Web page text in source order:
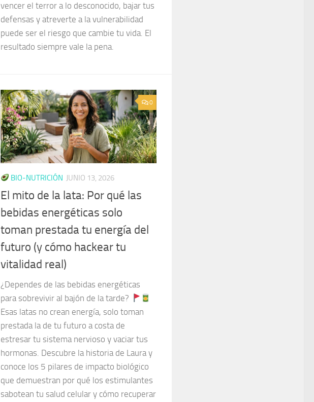
vencer el terror a lo desconocido, bajar tus
defensas y atreverte a la vulnerabilidad
puede ser el riesgo que cambie tu vida. El
resultado siempre vale la pena.
0
BIO-NUTRICIÓN JUNIO 13, 2026
El mito de la lata: Por qué las
bebidas energéticas solo
toman prestada tu energía del
futuro (y cómo hackear tu
vitalidad real)
¿Dependes de las bebidas energéticas
para sobrevivir al bajón de la tarde?
Esas latas no crean energía, solo toman
prestada la de tu futuro a costa de
estresar tu sistema nervioso y vaciar tus
hormonas. Descubre la historia de Laura y
conoce los 5 pilares de impacto biológico
que demuestran por qué los estimulantes
sabotean tu salud celular y cómo recuperar